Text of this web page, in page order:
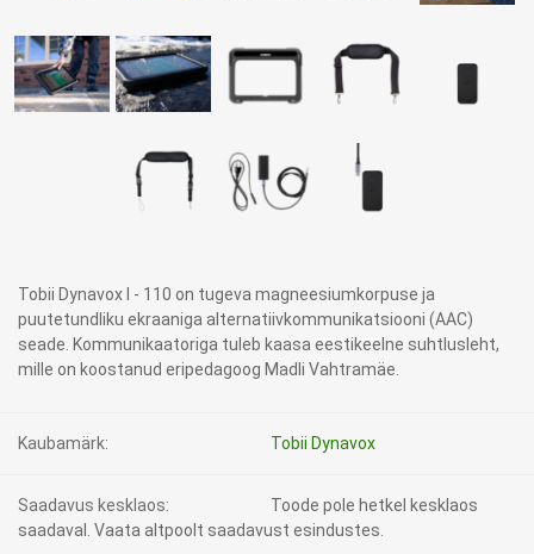
Tobii Dynavox I - 110 on tugeva magneesiumkorpuse ja
puutetundliku ekraaniga alternatiivkommunikatsiooni (AAC)
seade. Kommunikaatoriga tuleb kaasa eestikeelne suhtlusleht,
mille on koostanud eripedagoog Madli Vahtramäe.
Kaubamärk: Tobii Dynavox
Saadavus kesklaos:
Toode pole hetkel kesklaos
saadaval. Vaata altpoolt saadavust esindustes.